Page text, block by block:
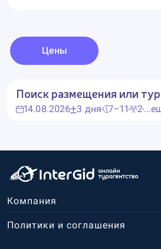
Цены
Поиск размещения или
14.08.2026 3 дня 7–11 2
Компания
Политики и соглашения